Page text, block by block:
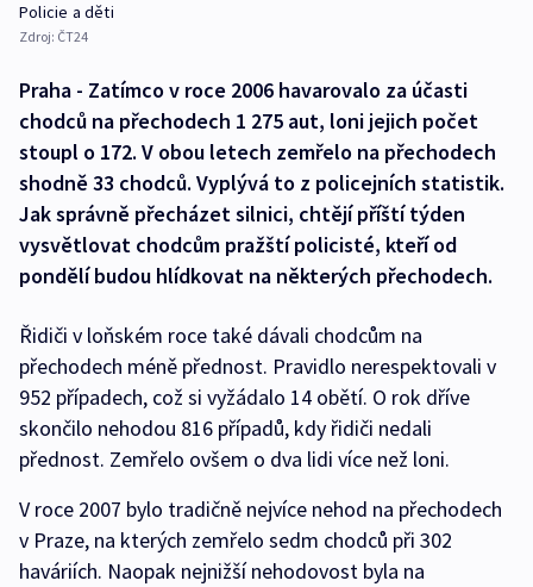
Policie a děti
Zdroj: ČT24
Praha - Zatímco v roce 2006 havarovalo za účasti
chodců na přechodech 1 275 aut, loni jejich počet
stoupl o 172. V obou letech zemřelo na přechodech
shodně 33 chodců. Vyplývá to z policejních statistik.
Jak správně přecházet silnici, chtějí příští týden
vysvětlovat chodcům pražští policisté, kteří od
pondělí budou hlídkovat na některých přechodech.
Řidiči v loňském roce také dávali chodcům na
přechodech méně přednost. Pravidlo nerespektovali v
952 případech, což si vyžádalo 14 obětí. O rok dříve
skončilo nehodou 816 případů, kdy řidiči nedali
přednost. Zemřelo ovšem o dva lidi více než loni.
V roce 2007 bylo tradičně nejvíce nehod na přechodech
v Praze, na kterých zemřelo sedm chodců při 302
haváriích. Naopak nejnižší nehodovost byla na